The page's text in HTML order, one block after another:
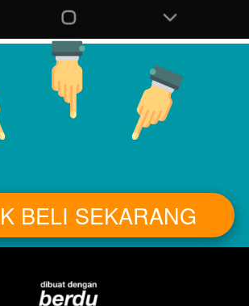
BELI SEKARANG